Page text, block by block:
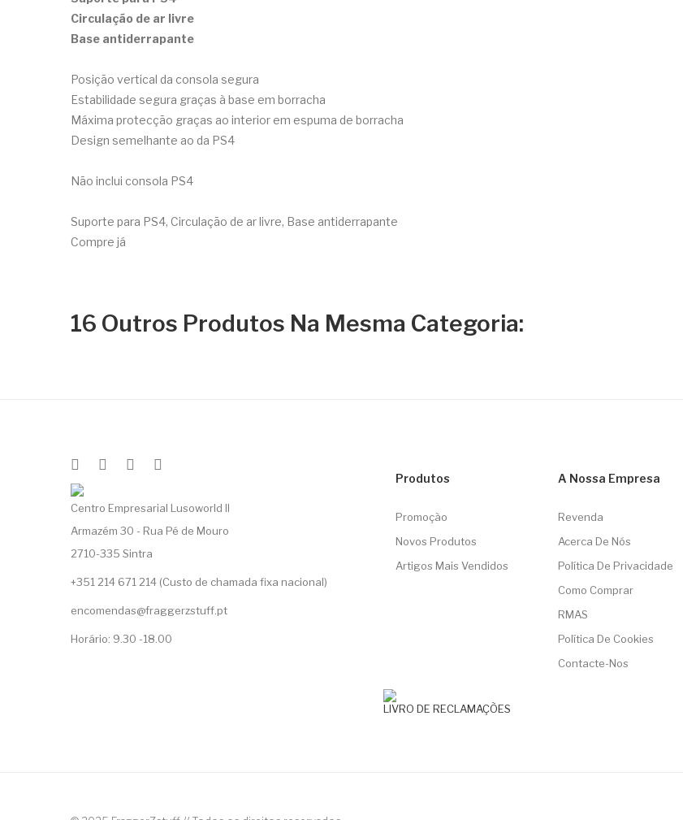
Circulação de ar livre
Base antiderrapante
Posição vertical da consola segura
Estabilidade segura graças à base em borracha
Máxima protecção graças ao interior em espuma de borracha
Design semelhante ao da PS4
Não inclui consola PS4
Suporte para PS4, Circulação de ar livre, Base antiderrapante
Compre já
16 Outros Produtos Na Mesma Categoria:
Centro Empresarial Lusoworld II
Armazém 30 - Rua Pé de Mouro
2710-335 Sintra
+351 214 671 214 (Custo de chamada fixa nacional)
encomendas@fraggerzstuff.pt
Horário: 9.30 -18.00
Produtos
Promoção
Novos Produtos
Artigos Mais Vendidos
A Nossa Empresa
Revenda
Acerca De Nós
Política De Privacidade
Como Comprar
RMAS
Política De Cookies
Contacte-Nos
LIVRO DE RECLAMAÇÕES